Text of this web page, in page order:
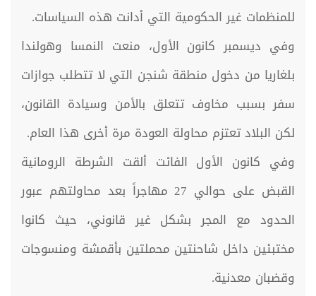
للمنظمات غير الحكومية التي أدانت هذه السياسات.
وفي ديسمبر كانون الأول، منعت النمسا وهولندا
بلغاريا من دخول منطقة شنجن التي لا تتطلب جوازات
سفر بسبب مخاوف تتعلق بالأمن وسيادة القانون،
لكن البلاد تعتزم محاولة العودة مرة أخرى هذا العام.
وفي كانون الأول الفائت ألقت الشرطة الرومانية
القبض على حوالي 27 مهاجراً بعد محاولتهم عبور
الحدود مع المجر بشكل غير قانوني، حيث كانوا
مختبئين داخل شاحنتين محملتين بأقمشة ومنسوجات
وقضبان معدنية.